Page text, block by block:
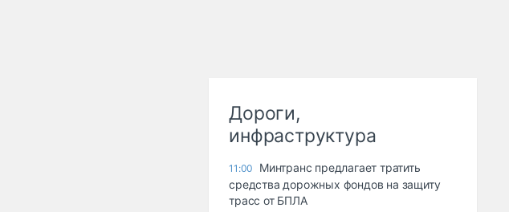
Дороги,
инфраструктура
11:00
Минтранс предлагает тратить
средства дорожных фондов на защиту
трасс от БПЛА